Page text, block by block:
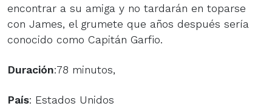
encontrar a su amiga y no tardarán en toparse
con James, el grumete que años después sería
conocido como Capitán Garfio.
Duración:78 minutos,
País: Estados Unidos